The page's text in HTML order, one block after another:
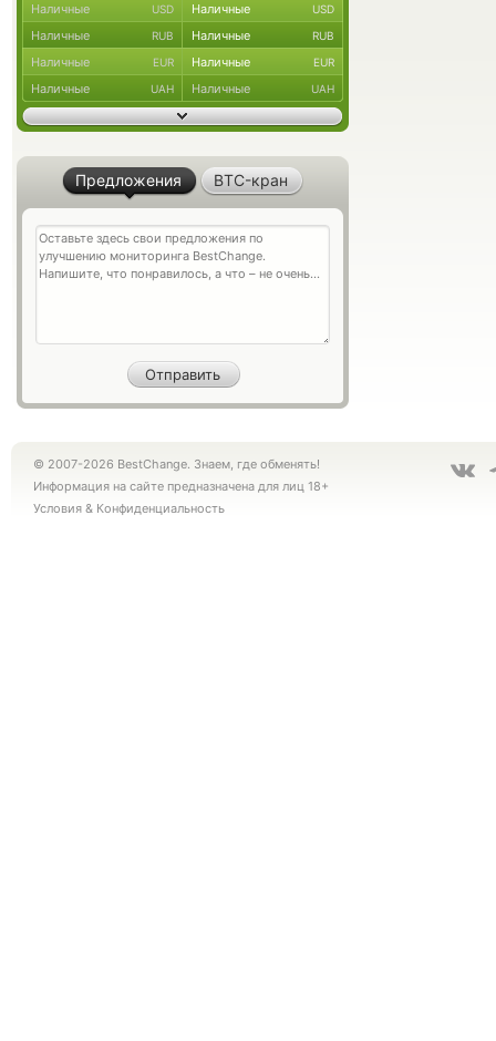
Наличные USD Наличные USD
Наличные RUB Наличные RUB
Наличные EUR Наличные EUR
Наличные UAH Наличные UAH
Предложения BTC-кран
© 2007-2026 BestChange. Знаем, где обменять!
Информация на сайте предназначена для лиц 18+
Условия & Конфиденциальность